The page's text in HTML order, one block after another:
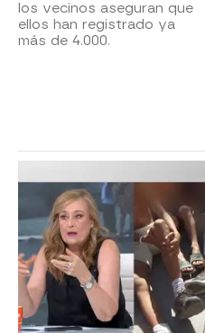
los vecinos aseguran que
ellos han registrado ya
más de 4.000.